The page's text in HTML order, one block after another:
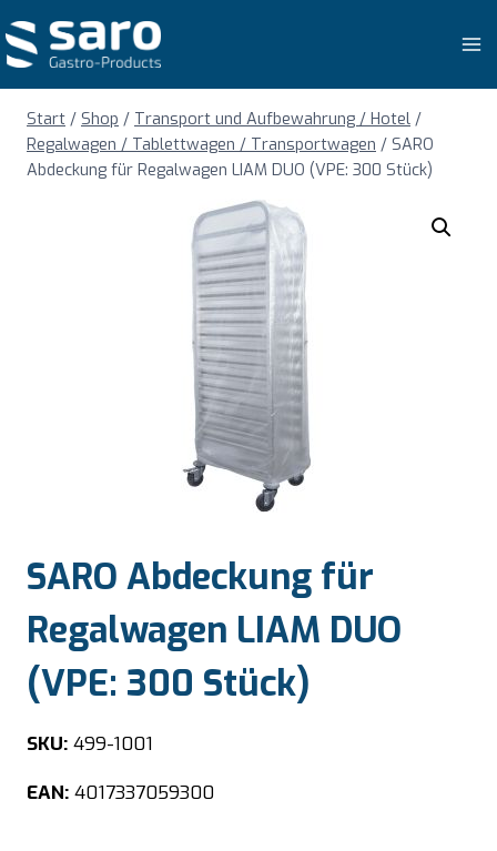
Inhalt
springen
Start / Shop / Transport und Aufbewahrung / Hotel /
Regalwagen / Tablettwagen / Transportwagen / SARO
Abdeckung für Regalwagen LIAM DUO (VPE: 300 Stück)
SARO Abdeckung für
Regalwagen LIAM DUO
(VPE: 300 Stück)
SKU: 499-1001
EAN: 4017337059300